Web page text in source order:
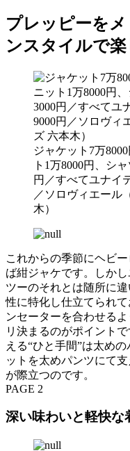
プレッピーを
ンスタイルで
ジャケット7万
ト1万8000円、シ
円／すべてユナイ
／ソロヴィエール
木）
これからの季節にヘビ
ば紺ジャケです。しか
ツーのそれとは随所に
性に特化し仕立てられ
ンセーターを合わせる
リ決まるのがポイント
える“ひと手間”は太め
ットを太めパンツにて
が際立つのです。
PAGE 2
深い味わいと軽快な